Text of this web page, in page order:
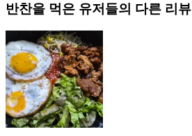
반찬을 먹은 유저들의 다른 리뷰